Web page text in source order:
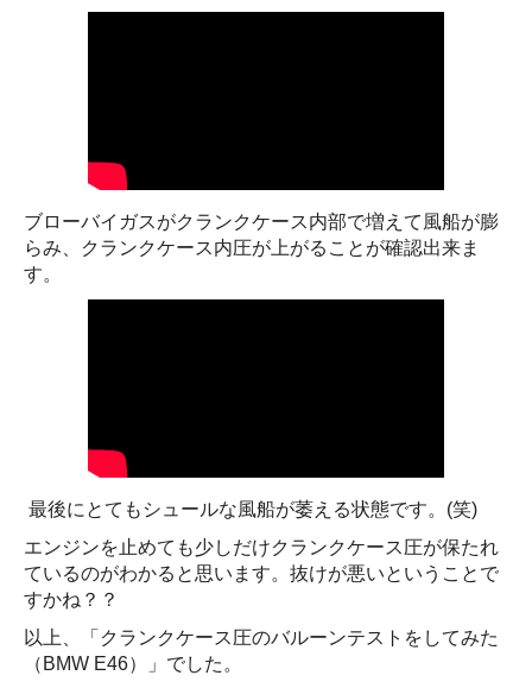
ブローバイガスがクランクケース内部で増えて風船が膨
らみ、クランクケース内圧が上がることが確認出来ま
す。
最後にとてもシュールな風船が萎える状態です。(笑)
エンジンを止めても少しだけクランクケース圧が保たれ
ているのがわかると思います。抜けが悪いということで
すかね？？
以上、「クランクケース圧のバルーンテストをしてみた
（BMW E46）」でした。